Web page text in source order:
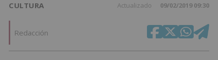
CULTURA Actualizado 09/02/2019 09:30
Redacción